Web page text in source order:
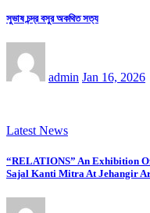
সুভাষ চন্দ্র বসুর অকথিত সত্য
admin Jan 16, 2026
Latest News
“RELATIONS” An Exhibition
Sajal Kanti Mitra At Jehangir